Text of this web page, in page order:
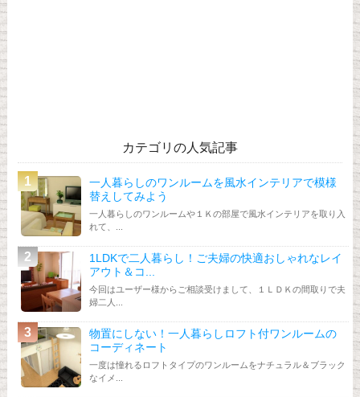
カテゴリの人気記事
一人暮らしのワンルームを風水インテリアで模様
替えしてみよう
一人暮らしのワンルームや１Ｋの部屋で風水インテリアを取り入
れて、...
1LDKで二人暮らし！ご夫婦の快適おしゃれなレイ
アウト＆コ...
今回はユーザー様からご相談受けまして、１ＬＤＫの間取りで夫
婦二人...
物置にしない！一人暮らしロフト付ワンルームの
コーディネート
一度は憧れるロフトタイプのワンルームをナチュラル＆ブラック
なイメ...